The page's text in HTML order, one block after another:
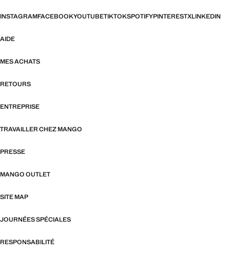
INSTAGRAMFACEBOOKYOUTUBETIKTOKSPOTIFYPINTERESTXLINKEDIN
AIDE
MES ACHATS
RETOURS
ENTREPRISE
TRAVAILLER CHEZ MANGO
PRESSE
MANGO OUTLET
SITE MAP
JOURNÉES SPÉCIALES
RESPONSABILITÉ